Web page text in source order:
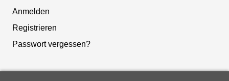
Anmelden
Registrieren
Passwort vergessen?